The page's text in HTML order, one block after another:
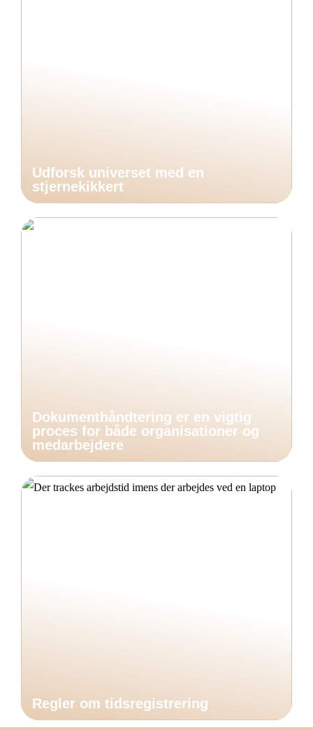
Udforsk universet med en
stjernekikkert
Dokumenthåndtering er en vigtig
proces for både organisationer og
medarbejdere
Regler om tidsregistrering